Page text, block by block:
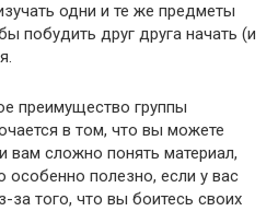
одни и те же предметы
побудить друг друга начать (и
преимущество группы
в том, что вы можете
вам сложно понять материал,
особенно полезно, если у вас
за того, что вы боитесь своих